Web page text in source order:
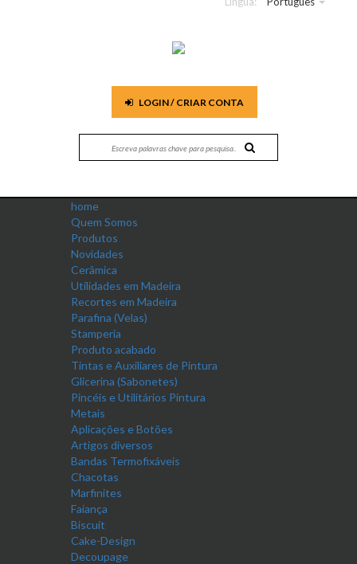
LOGIN / CRIAR CONTA
home
Quem Somos
Produtos
Novidades
Cerâmica
Utilidades em Madeira
Recortes em Madeira
Parafina (Velas)
Stamperia
Produto acabado
Tintas e Auxiliares de Pintura
Glicerina (Sabonetes)
Pincéis e Utilitários Pintura
Metais
Aplicações e Botões
Artigos diversos
Bandas Termofixáveis
Chacotas
Marfinites
Faiança
Biscuit
Cake-Design
Decoupage